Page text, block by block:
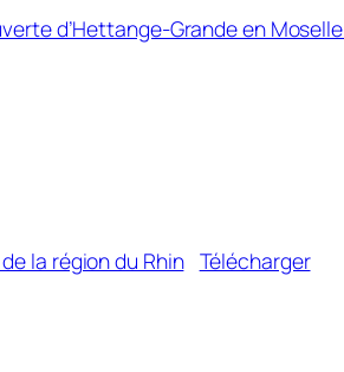
d’Hettange-Grande en Moselle
la région du Rhin Télécharger